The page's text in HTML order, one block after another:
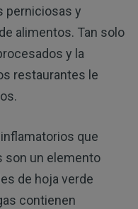
perniciosas y
alimentos. Tan solo
y la
restaurantes le
que
son un elemento
de hoja verde
contienen